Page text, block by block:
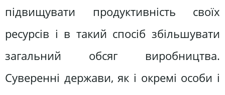
підвищувати продуктивність своїх
ресурсів і в такий спосіб збільшувати
загальний обсяг виробництва.
Суверенні держави, як і окремі особи і